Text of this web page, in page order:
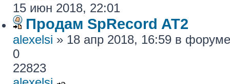
15 июн 2018, 22:01
Продам SpRecord AT2
alexelsi » 18 апр 2018, 16:59 в
0
22823